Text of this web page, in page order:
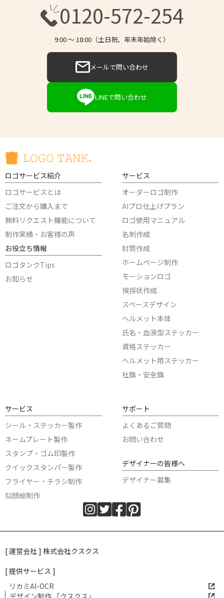
0120-572-254
9:00 〜 18:00（土日祝、年末年始除く）
メールで問い合わせ
LINEで問い合わせ
ロゴサービス紹介
ロゴサービスとは
ご注文から購入まで
無料リクエスト機能について
制作実績・お客様の声
お役立ち情報
ロゴタンクTips
お知らせ
サービス
オーダーロゴ制作
AIプロ仕上げプラン
ロゴ使用マニュアル
名刺作成
封筒作成
ホームページ制作
モーションロゴ
挨拶状作成
スペースデザイン
ヘルメット本体
氏名・血液型ステッカー
資格ステッカー
ヘルメット用ステッカー
社旗・安全旗
サービス
シール・ステッカー製作
ネームプレート製作
スタンプ・ゴム印製作
クイックスタンパー製作
フライヤー・チラシ制作
似顔絵制作
サポート
よくあるご質問
お問い合わせ
デザイナーの皆様へ
デザイナー募集
[ 運営会社 ] 株式会社クスクス
[ 提供サービス ]
リカミAI-OCR